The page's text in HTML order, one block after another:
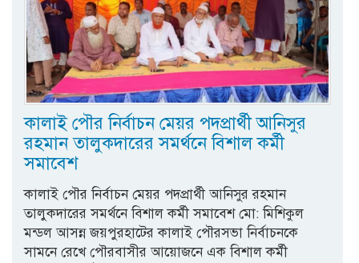
কালাই পৌর নির্বাচন মেয়র পদপ্রার্থী আনিসুর
রহমান তালুকদারের সমর্থনে বিশাল কর্মী
সমাবেশ
কালাই পৌর নির্বাচন মেয়র পদপ্রার্থী আনিসুর রহমান
তালুকদারের সমর্থনে বিশাল কর্মী সমাবেশ মো: মিশিকুল
মন্ডল আসন্ন জয়পুরহাটের কালাই পৌরসভা নির্বাচনকে
সামনে রেখে পৌরবাসীর আয়োজনে এক বিশাল কর্মী